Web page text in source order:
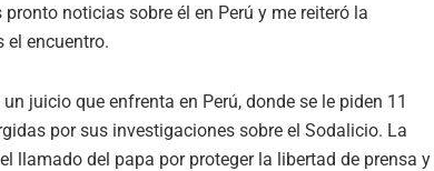
noticias sobre él en Perú y me reiteró la
el encuentro.
juicio que enfrenta en Perú, donde se le piden 11
por sus investigaciones sobre el Sodalicio. La
llamado del papa por proteger la libertad de prensa y